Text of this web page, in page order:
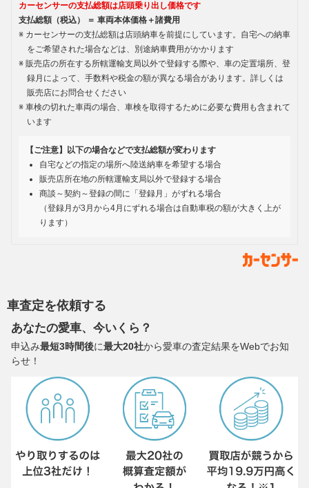
カーセンサーの支払総額は店頭乗り出し価格です
支払総額（税込） ＝ 車両本体価格＋諸費用
カーセンサーの支払総額は店頭納車を前提にしています。自宅への納車
をご希望された場合などは、別途納車費用がかかります
販売店の所在する所轄運輸支局以外で登録する際や、車の定置場所、登
録月によって、手数料や税金の額が異なる場合があります。詳しくは
販売店にお問合せください
車検の切れた車両の場合、車検を取得するために必要な費用も含まれて
います
【ご注意】以下の場合などで支払総額が変わります
自宅などの指定の場所へ陸送納車を希望する場合
販売店所在地の所轄運輸支局以外で登録する場合
商談～契約～登録の間に「登録月」がずれる場合
（登録月が3月から4月にずれる場合は自動車税の額が大きく上が
ります）
車査定を依頼する
あなたの愛車、今いくら？
申込み最短3時間後に最大20社から愛車の査定結果をWebでお知
らせ！